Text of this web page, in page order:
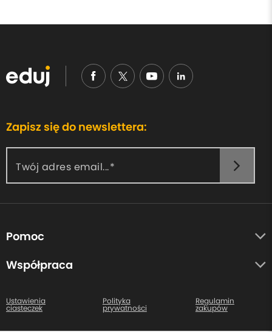
Zapisz się do newslettera:
Twój adres email...
Pomoc
O nas
Centrum pomocy
Kontakt
Współpraca
Ustawienia
ciasteczek
Polityka
prywatności
Regulamin
zakupów